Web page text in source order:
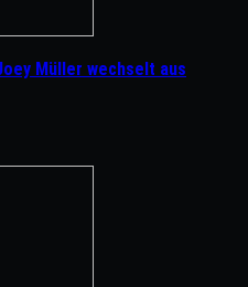
Müller wechselt aus